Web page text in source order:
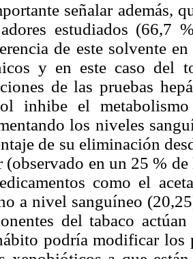
señalar además,
estudiados (66,7
de este solvente
y en este caso del
de las pruebas
inhibe el
los niveles
de su eliminación
(observado en un 25 %
como el
a nivel sanguíneo
del tabaco
podría modificar los